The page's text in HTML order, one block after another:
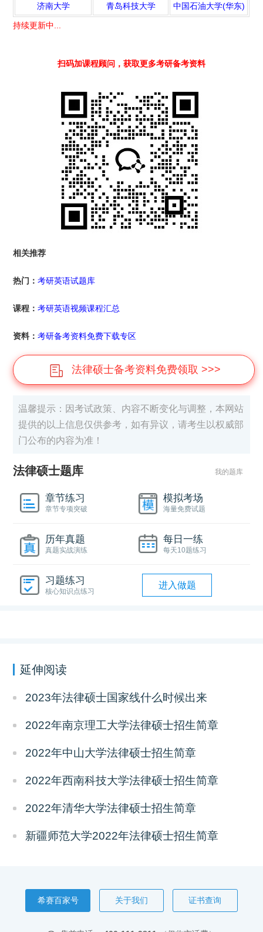
济南大学 青岛科技大学 中国石油大学(华东)
持续更新中...
扫码加课程顾问，获取更多考研备考资料
相关推荐
热门：考研英语试题库
课程：考研英语视频课程汇总
资料：考研备考资料免费下载专区
法律硕士备考资料免费领取 >>>
温馨提示：因考试政策、内容不断变化与调整，本网站
提供的以上信息仅供参考，如有异议，请考生以权威部
门公布的内容为准！
法律硕士题库 我的题库
章节练习
章节专项突破
模拟考场
海量免费试题
历年真题
真题实战演练
每日一练
每天10题练习
习题练习
核心知识点练习
进入做题
延伸阅读
2023年法律硕士国家线什么时候出来
2022年南京理工大学法律硕士招生简章
2022年中山大学法律硕士招生简章
2022年西南科技大学法律硕士招生简章
2022年清华大学法律硕士招生简章
新疆师范大学2022年法律硕士招生简章
希赛百家号 关于我们 证书查询